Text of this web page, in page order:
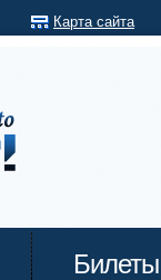
Карта сайта
Билеты